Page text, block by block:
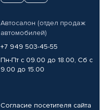
Автосалон (отдел продаж
автомобилей)
+7 949 503-45-55
Пн-Пт с 09.00 до 18.00, Сб с
9.00 до 15.00
Согласие посетителя сайта